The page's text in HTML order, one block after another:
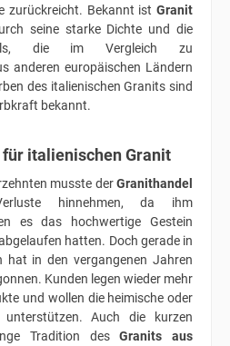
zurückreicht. Bekannt ist Granit
seine starke Dichte und die
die im Vergleich zu
anderen europäischen Ländern
des italienischen Granits sind
bekannt.
italienischen Granit
musste derGranithandel
hinnehmen, da ihm
es das hochwertige Gestein
hatten. Doch gerade in
hat in den vergangenen Jahren
Kunden legen wieder mehr
und wollen die heimische oder
unterstützen. Auch die kurzen
Tradition desGranits aus